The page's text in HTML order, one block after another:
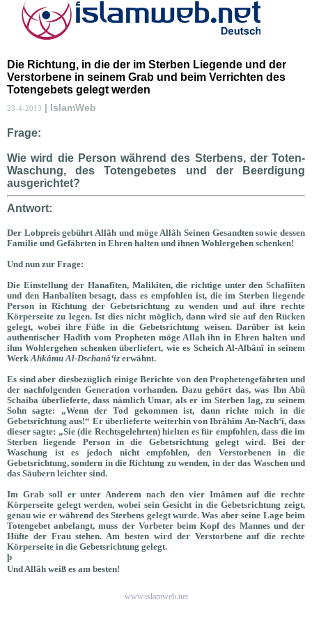
Die Richtung, in die der im Sterben Liegende und der
Verstorbene in seinem Grab und beim Verrichten des
Totengebets gelegt werden
23-4-2013 | IslamWeb
Frage:
Wie wird die Person während des Sterbens, der Toten-
Waschung, des Totengebetes und der Beerdigung
ausgerichtet?
Antwort:
Der Lobpreis gebührt Allâh und möge Allâh Seinen Gesandten sowie dessen
Familie und Gefährten in Ehren halten und ihnen Wohlergehen schenken!
Und nun zur Frage:
Die Einstellung der Hanafîten, Malikîten, die richtige unter den Schafiîten
und den Hanbalîten besagt, dass es empfohlen ist, die im Sterben liegende
Person in Richtung der Gebetsrichtung zu wenden und auf ihre rechte
Körperseite zu legen. Ist dies nicht möglich, dann wird sie auf den Rücken
gelegt, wobei ihre Füße in die Gebetsrichtung weisen. Darüber ist kein
authentischer Hadîth vom Propheten möge Allah ihn in Ehren halten und
ihm Wohlergehen schenken überliefert, wie es Scheich Al-Albânî in seinem
WerkAhkâmu Al-Dschanâ‘iz erwähnt.
Es sind aber diesbezüglich einige Berichte von den Prophetengefährten und
der nachfolgenden Generation vorhanden. Dazu gehört das, was Ibn Abû
Schaiba überlieferte, dass nämlich Umar, als er im Sterben lag, zu seinem
Sohn sagte: „Wenn der Tod gekommen ist, dann richte mich in die
Gebetsrichtung aus!“ Er überlieferte weiterhin von Ibrâhîm An-Nach‘î, dass
dieser sagte: „Sie (die Rechtsgelehrten) hielten es für empfohlen, dass die im
Sterben liegende Person in die Gebetsrichtung gelegt wird. Bei der
Waschung ist es jedoch nicht empfohlen, den Verstorbenen in die
Gebetsrichtung, sondern in die Richtung zu wenden, in der das Waschen und
das Säubern leichter sind.
Im Grab soll er unter Anderem nach den vier Imâmen auf die rechte
Körperseite gelegt werden, wobei sein Gesicht in die Gebetsrichtung zeigt,
genau wie er während des Sterbens gelegt wurde. Was aber seine Lage beim
Totengebet anbelangt, muss der Vorbeter beim Kopf des Mannes und der
Hüfte der Frau stehen. Am besten wird der Verstorbene auf die rechte
Körperseite in die Gebetsrichtung gelegt.
þ
Und Allâh weiß es am besten!
www.islamweb.net